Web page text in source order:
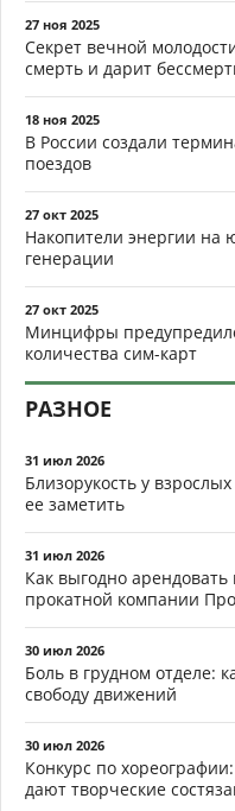
27 ноя 2025
Секрет вечной
смерть и дарит
18 ноя 2025
В России создали
поездов
27 окт 2025
Накопители энергии на
генерации
27 окт 2025
Минцифры
количества сим-карт
РАЗНОЕ
31 июл 2026
Близорукость у
ее заметить
31 июл 2026
Как выгодно
прокатной компании
30 июл 2026
Боль в грудном отделе:
свободу движений
30 июл 2026
Конкурс по
дают творческие